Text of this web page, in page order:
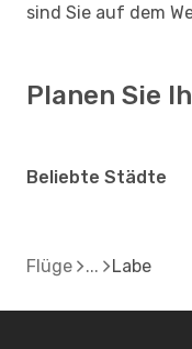
sind Sie auf dem
Planen Sie
Beliebte Städte
Flüge Labe